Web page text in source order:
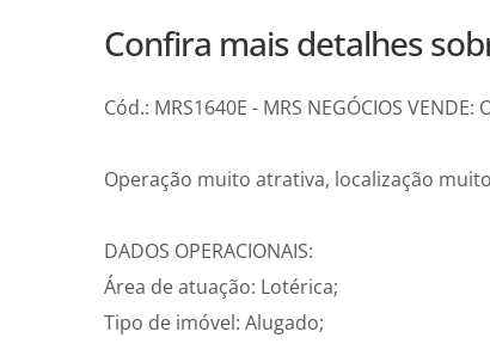
Confira mais detalhes
Cód.: MRS1640E - MRS NEGÓCIOS
Operação muito atrativa, localização
DADOS OPERACIONAIS:
Área de atuação: Lotérica;
Tipo de imóvel: Alugado;